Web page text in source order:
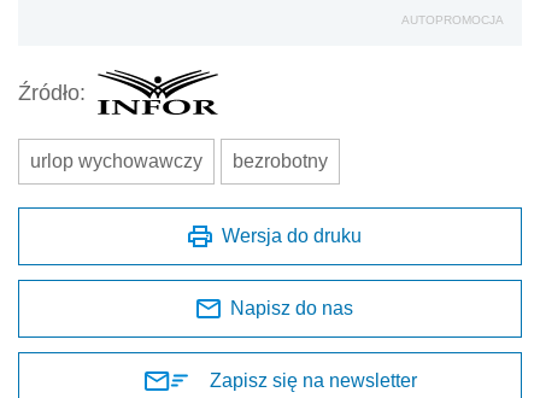
AUTOPROMOCJA
Źródło:
urlop wychowawczy bezrobotny
Wersja do druku
Napisz do nas
Zapisz się na newsletter